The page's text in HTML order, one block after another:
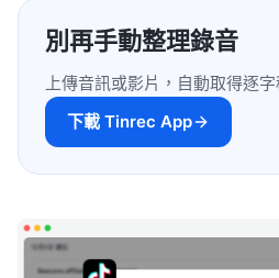
別再手動整理錄音
上傳音訊或影片，自動取得逐
下載 Tinrec App